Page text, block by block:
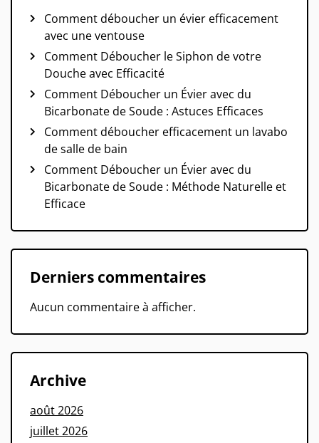
Comment déboucher un évier efficacement
avec une ventouse
Comment Déboucher le Siphon de votre
Douche avec Efficacité
Comment Déboucher un Évier avec du
Bicarbonate de Soude : Astuces Efficaces
Comment déboucher efficacement un lavabo
de salle de bain
Comment Déboucher un Évier avec du
Bicarbonate de Soude : Méthode Naturelle et
Efficace
Derniers commentaires
Aucun commentaire à afficher.
Archive
août 2026
juillet 2026